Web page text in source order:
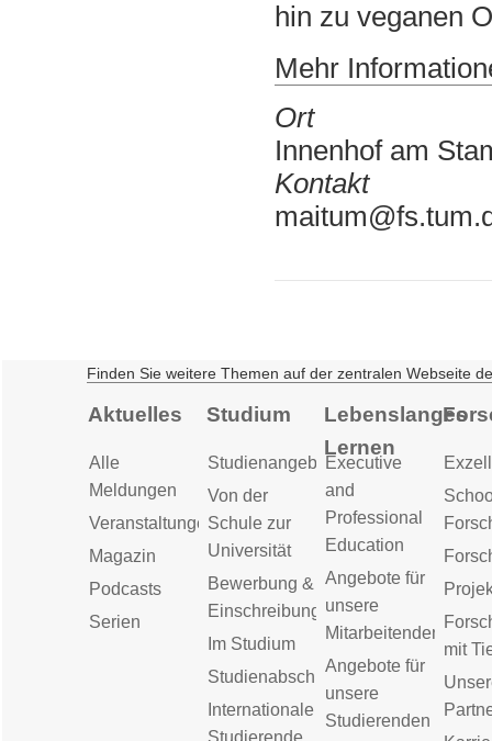
hin zu veganen
Mehr
Ort
Innenhof am
Kontakt
Finden Sie weitere Themen auf der zentralen Webseite
Aktuelles
Alle
Meldungen
Veranstaltungen
Magazin
Podcasts
Serien
Studium
Studienangebot
Von der
Schule zur
Universität
Bewerbung &
Einschreibung
Im Studium
Studienabschluss
Internationale
Studierende
Lebenslanges
Lernen
Executive
and
Professional
Education
Angebote für
unsere
Mitarbeitenden
Angebote für
unsere
Studierenden
mit